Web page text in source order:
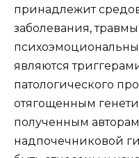
принадлежит
заболевания,
являются
патологического
отягощенным
полученным
надпочечниковой